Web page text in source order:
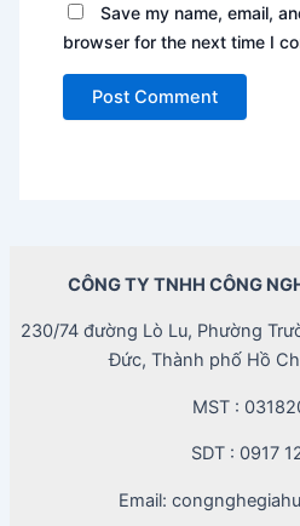
Save my name, email,
browser for the next time I
CÔNG TY TNHH CÔNG
230/74 đường Lò Lu, Phường
Đức, Thành phố Hồ
MST :
SDT : 0917
Email: